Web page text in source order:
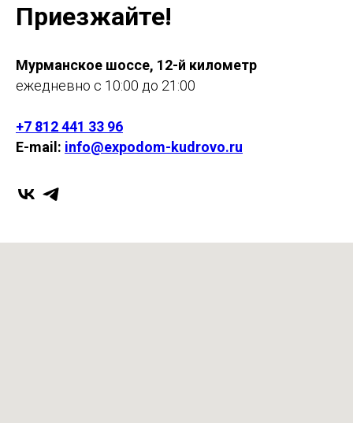
Приезжайте!
Мурманское шоссе, 12-й километр
ежедневно с 10:00 до 21:00
+7 812 441 33 96
E-mail: info@expodom-kudrovo.ru